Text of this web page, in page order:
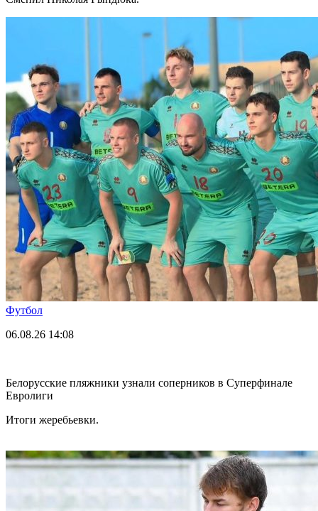
Футбол
06.08.26 14:08
Белорусские пляжники узнали соперников в Суперфинале
Евролиги
Итоги жеребьевки.